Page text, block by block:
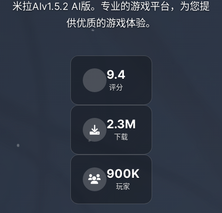
米拉AIv1.5.2 AI版。专业的游戏平台，为您提
供优质的游戏体验。
9.4
评分
2.3M
下载
900K
玩家